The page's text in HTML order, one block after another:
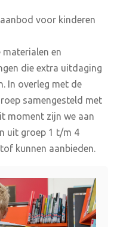
voor kinderen
en
die extra uitdaging
In overleg met de
samengesteld met
moment zijn we aan
uit groep 1 t/m 4
kunnen aanbieden.